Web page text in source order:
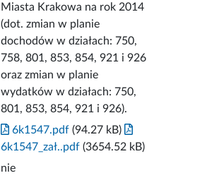
Miasta Krakowa na rok 2014
(dot. zmian w planie
dochodów w działach: 750,
758, 801, 853, 854, 921 i 926
oraz zmian w planie
wydatków w działach: 750,
801, 853, 854, 921 i 926).
6k1547.pdf (94.27 kB)
6k1547_zał..pdf (3654.52 kB)
nie